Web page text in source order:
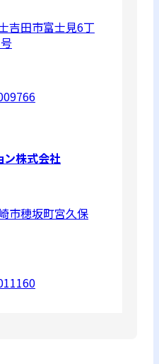
吉田市富士見6丁
ン株式会社
市穂坂町宮久保